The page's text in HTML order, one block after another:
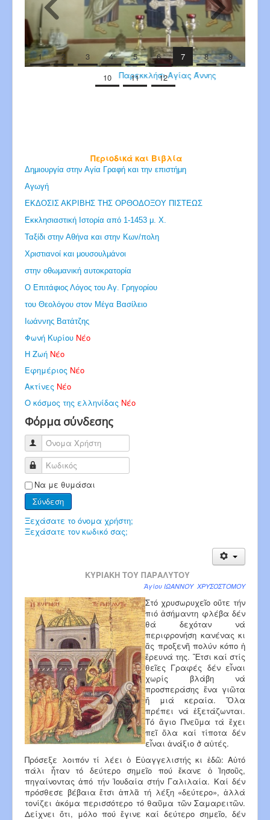
1 2 3 4 5 6 7 8
9
10
11 12
Παρεκκλήσι Αγίας Άννης
Περιοδικά και Βιβλία
Δημιουργία στην Αγία Γραφή και την επιστήμη
Αγωγή
ΕΚΔΟΣΙΣ ΑΚΡΙΒΗΣ ΤΗΣ ΟΡΘΟΔΟΞΟΥ ΠΙΣΤΕΩΣ
Εκκλησιαστική Ιστορία από 1-1453 μ. Χ.
Ταξίδι στην Αθήνα και στην Κων/πολη
Χριστιανοί και μουσουλμάνοι
στην οθωμανική αυτοκρατορία
Ο Επιτάφιος Λόγος του Αγ. Γρηγορίου
του Θεολόγου στον Μέγα Βασίλειο
Ιωάννης Βατάτζης
Φωνή Κυρίου Νέο
Η Ζωή Νέο
Εφημέριος Νέο
Ακτίνες Νέο
Ο κόσμος της ελληνίδας Νέο
Φόρμα σύνδεσης
Όνομα Χρήστη
Κωδικός
Να με θυμάσαι
Σύνδεση
Ξεχάσατε το όνομα χρήστη;
Ξεχάσατε τον κωδικό σας;
ΚΥΡΙΑΚΗ ΤΟΥ ΠΑΡΑΛΥΤΟΥ
Ἁγίου ΙΩΑΝΝΟΥ ΧΡΥΣΟΣΤΟΜΟΥ
Στό χρυσωρυχεῖο οὔτε τήν
πιό ἀσήμαντη φλέβα δέν
θά δεχόταν νά
περιφρονήση κανένας κι
ἄς προξενῆ πολύν κόπο ἡ
ἔρευνά της. Ἔτσι καί στίς
θεῖες Γραφές δέν εἶναι
χωρίς βλάβη νά
προσπεράσης ἕνα γιῶτα
ἤ μιά κεραία. Ὅλα
πρέπει νά ἐξετάζωνται.
Τό ἅγιο Πνεῦμα τά ἔχει
πεῖ ὅλα καί τίποτα δέν
εἶναι ἀνάξιο σ̉ αὐτές.
Πρόσεξε λοιπόν τί λέει ὁ Εὐαγγελιστής κι ἐδῶ: Αὐτό
πάλι ἦταν τό δεύτερο σημεῖο πού ἔκανε ὁ Ἰησοῦς,
πηγαίνοντας ἀπό τήν Ἰουδαία στήν Γαλιλαία. Καί δέν
πρόσθεσε βέβαια ἔτσι ἁπλᾶ τή λέξη «δεύτερο», ἀλλά
τονίζει ἀκόμα περισσότερο τό θαῦμα τῶν Σαμαρειτῶν.
Δείχνει ὅτι, μόλο πού ἔγινε καί δεύτερο σημεῖο, δέν